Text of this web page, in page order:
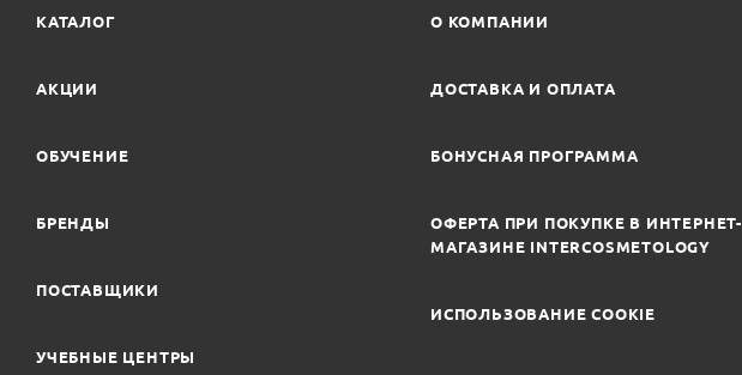
КАТАЛОГ
АКЦИИ
ОБУЧЕНИЕ
БРЕНДЫ
ПОСТАВЩИКИ
УЧЕБНЫЕ ЦЕНТРЫ
О КОМПАНИИ
ДОСТАВКА И ОПЛАТА
БОНУСНАЯ ПРОГРАММА
ОФЕРТА ПРИ ПОКУПКЕ В ИНТЕРНЕТ-
МАГАЗИНЕ INTERCOSMETOLOGY
ИСПОЛЬЗОВАНИЕ COOKIE